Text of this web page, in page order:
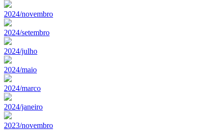
2024/novembro
2024/setembro
2024/julho
2024/maio
2024/marco
2024/janeiro
2023/novembro